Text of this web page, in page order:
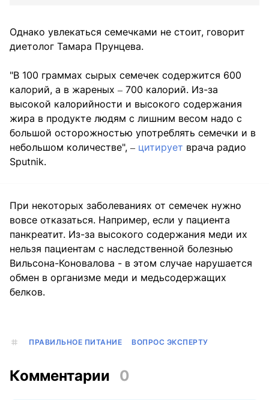
Однако увлекаться семечками не стоит, говорит
диетолог Тамара Прунцева.
"В 100 граммах сырых семечек содержится 600
калорий, а в жареных ‒ 700 калорий. Из-за
высокой калорийности и высокого содержания
жира в продукте людям с лишним весом надо с
большой осторожностью употреблять семечки и в
небольшом количестве", ‒ цитирует врача радио
Sputnik.
При некоторых заболеваниях от семечек нужно
вовсе отказаться. Например, если у пациента
панкреатит. Из-за высокого содержания меди их
нельзя пациентам с наследственной болезнью
Вильсона-Коновалова - в этом случае нарушается
обмен в организме меди и медьсодержащих
белков.
ПРАВИЛЬНОЕ ПИТАНИЕ ВОПРОС ЭКСПЕРТУ
Комментарии 0